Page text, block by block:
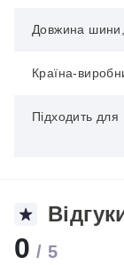
Довжина
Країна-
Підходить для
0 / 5